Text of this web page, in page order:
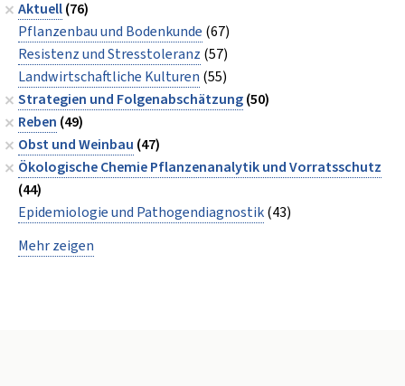
Aktuell(76)
Pflanzenbau und Bodenkunde (67)
Resistenz und Stresstoleranz (57)
Landwirtschaftliche Kulturen (55)
Strategien und Folgenabschätzung(50)
Reben (49)
Obst und Weinbau (47)
Ökologische Chemie Pflanzenanalytik und Vorratsschutz
(44)
Epidemiologie und Pathogendiagnostik(43)
Mehr zeigen